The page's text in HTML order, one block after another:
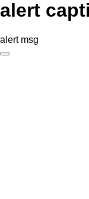
alert
alert msg